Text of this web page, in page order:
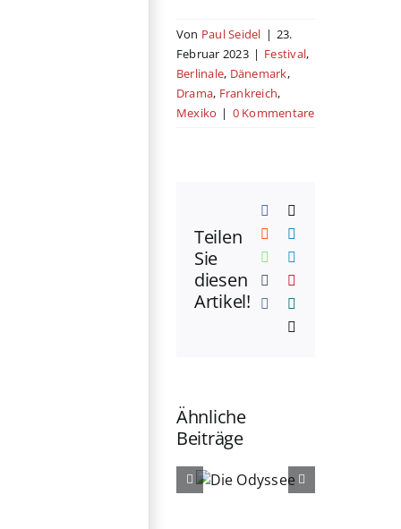
Von Paul Seidel | 23.
Februar 2023 | Festival,
Berlinale, Dänemark,
Drama, Frankreich,
Mexiko | 0 Kommentare
Teilen
Sie
diesen
Artikel!
Facebook
Reddit
WhatsApp
Tumblr
Ähnliche
Beiträge